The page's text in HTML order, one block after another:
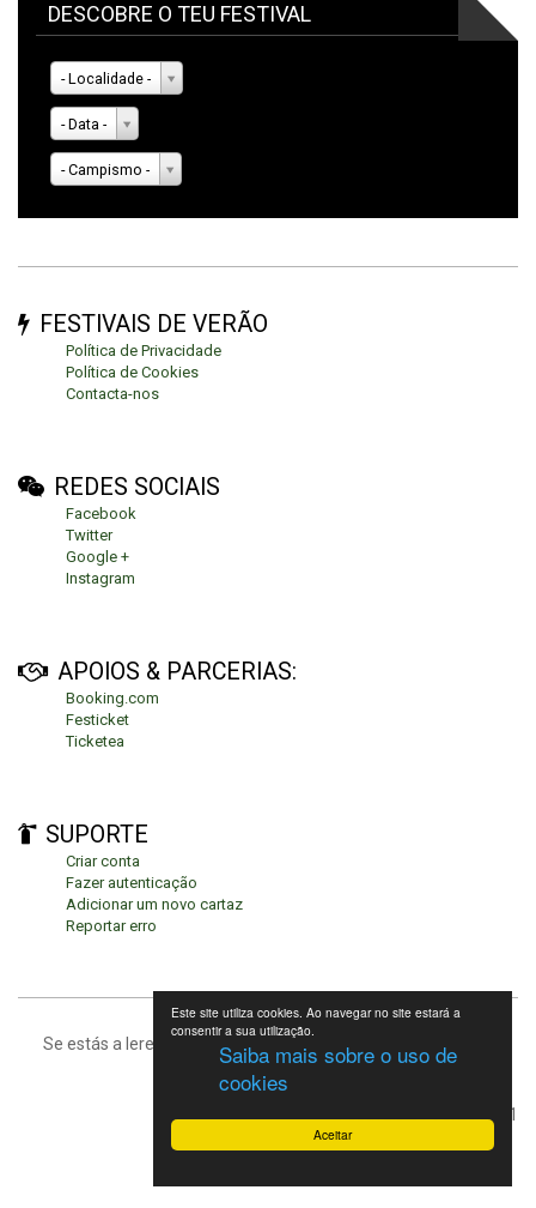
Este site utiliza cookies. Ao navegar no site estará a
consentir a sua utilização.
Saiba mais sobre o uso de
cookies
Aceitar
DESCOBRE O TEU FESTIVAL
- Localidade -
- Data -
- Campismo -
FESTIVAIS DE VERÃO
Política de Privacidade
Política de Cookies
Contacta-nos
REDES SOCIAIS
Facebook
Twitter
Google +
Instagram
APOIOS & PARCERIAS:
Booking.com
Festicket
Ticketea
SUPORTE
Criar conta
Fazer autenticação
Adicionar um novo cartaz
Reportar erro
Se estás a leres isto, significa que estás no fundo da página.
Festivais de Verão 2021